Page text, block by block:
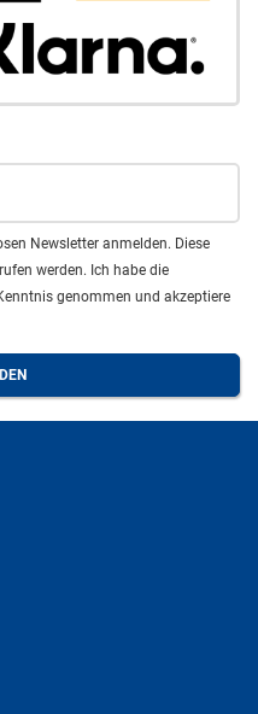
Newsletter anmelden. Diese
werden. Ich habe die
genommen und akzeptiere